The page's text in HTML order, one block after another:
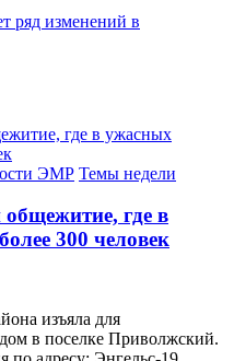
ряд изменений в
ЭМР Темы недели
общежитие, где в
300 человек
изъяла для
в поселке Приволжский.